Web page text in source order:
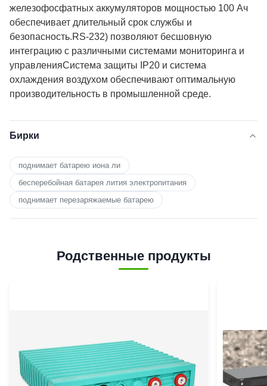
железофосфатных аккумуляторов мощностью 100 Ач
обеспечивает длительный срок службы и
безопасность.RS-232) позволяют бесшовную
интеграцию с различными системами мониторинга и
управленияСистема защиты IP20 и система
охлаждения воздухом обеспечивают оптимальную
производительность в промышленной среде.
Бирки
поднимает батарею иона ли
бесперебойная батарея лития электропитания
поднимает перезаряжаемые батарею
Родственные продукты